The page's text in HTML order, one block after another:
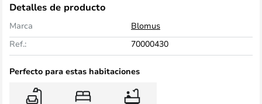
Detalles de producto
Marca
Blomus
Ref.:
70000430
Perfecto para estas habitaciones